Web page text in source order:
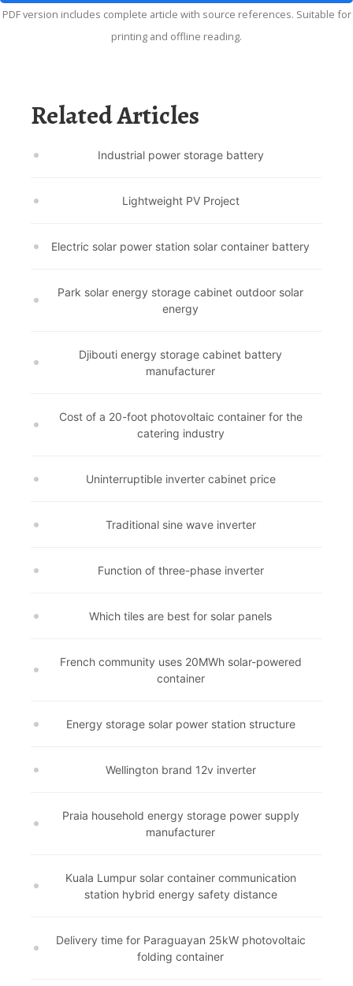
PDF version includes complete article with source references. Suitable for
printing and offline reading.
Related Articles
Industrial power storage battery
Lightweight PV Project
Electric solar power station solar container battery
Park solar energy storage cabinet outdoor solar
energy
Djibouti energy storage cabinet battery
manufacturer
Cost of a 20-foot photovoltaic container for the
catering industry
Uninterruptible inverter cabinet price
Traditional sine wave inverter
Function of three-phase inverter
Which tiles are best for solar panels
French community uses 20MWh solar-powered
container
Energy storage solar power station structure
Wellington brand 12v inverter
Praia household energy storage power supply
manufacturer
Kuala Lumpur solar container communication
station hybrid energy safety distance
Delivery time for Paraguayan 25kW photovoltaic
folding container